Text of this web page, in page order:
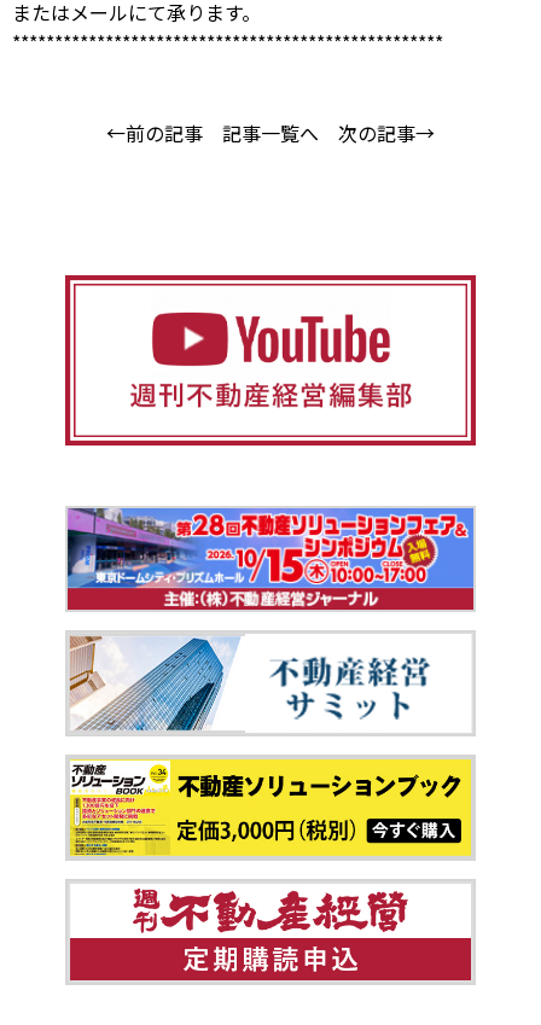
またはメールにて承ります。
***************************************************
←前の記事 記事一覧へ 次の記事→